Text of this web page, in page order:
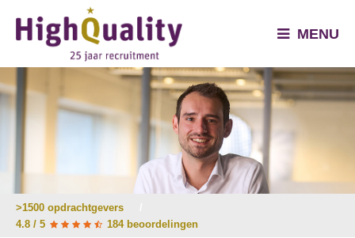
MENU
>1500 opdrachtgevers
4.8 / 5
184 beoordelingen